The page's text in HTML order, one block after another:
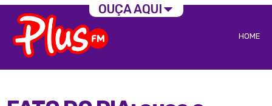
HOME
OUÇA AQUI